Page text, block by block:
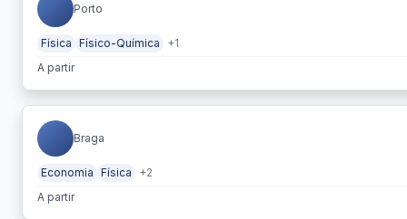
Porto
Física Físico-Química
+1
A partir
Braga
Economia Física
+2
A partir